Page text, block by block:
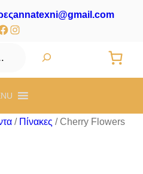
annatexni@gmail.com
Instagram
/ Πίνακες / Cherry Flowers